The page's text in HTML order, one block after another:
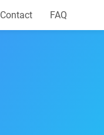
Contact FAQ